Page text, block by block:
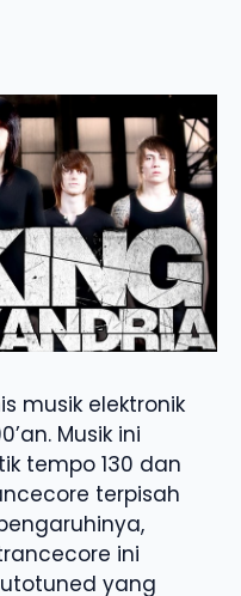
musik elektronik
Musik ini
tempo 130 dan
terpisah
ini
yang